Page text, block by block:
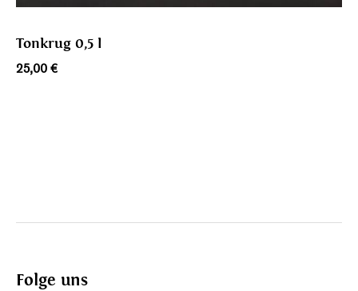
Tonkrug 0,5 l
25,00 €
Folge uns